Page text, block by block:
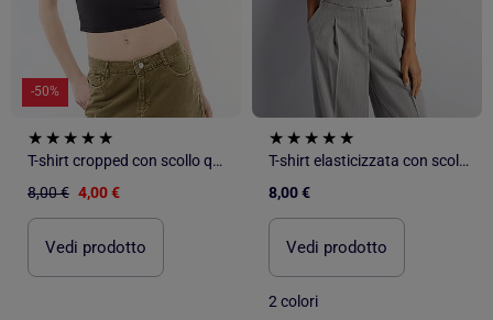
-50%
T-shirt cropped con scollo quadrato sulla schiena
8,00 € 4,00 €
Vedi prodotto
T-shirt elasticizzata con scollo quadrato
8,00 €
Vedi prodotto
2 colori